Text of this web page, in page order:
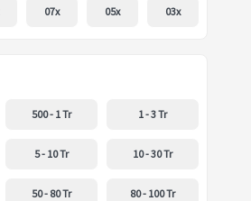
07x 05x 03x
500 - 1 Tr 1 - 3 Tr
5 - 10 Tr 10 - 30 Tr
50 - 80 Tr 80 - 100 Tr